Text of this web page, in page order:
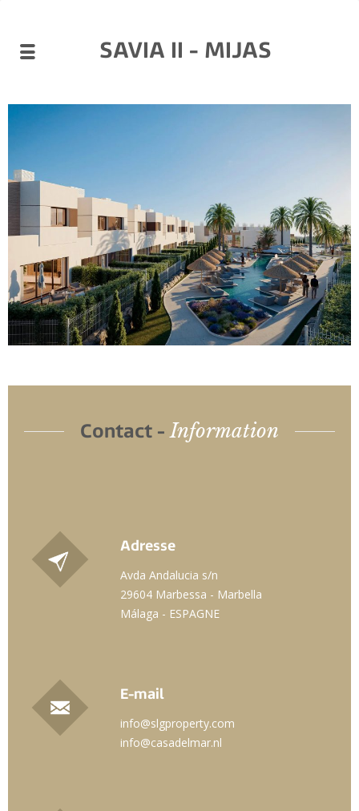
SAVIA II - MIJAS
Contact -Information
Adresse
Avda Andalucia s/n
29604 Marbessa - Marbella
Málaga - ESPAGNE
E-mail
info@slgproperty.com
info@casadelmar.nl